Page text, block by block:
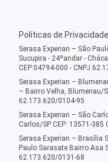
Políticas de Privacidade
Serasa Experian – São
Sucupira - 24ºandar -
CEP:04794-000 - CNPJ
Serasa Experian –
– Bairro Velha, Blumenau/
62.173.620/0104-95
Serasa Experian – São
Carlos/SP CEP: 13571-385
Serasa Experian – Brasília
Paulo Sarasate Bairro Asa
62.173.620/0131-68